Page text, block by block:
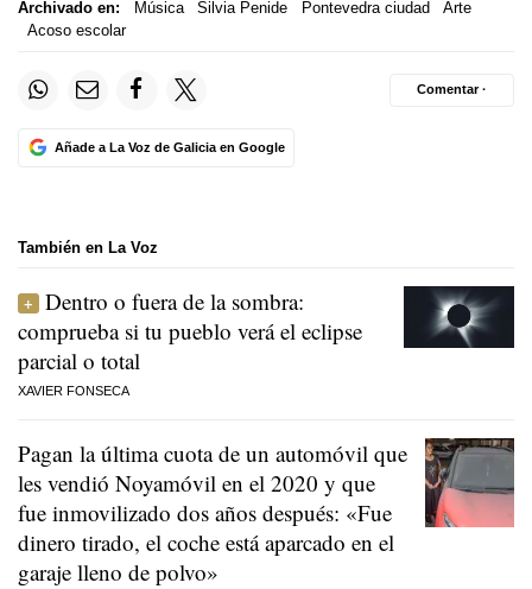
Archivado en: Música Silvia Penide Pontevedra ciudad
Arte
Acoso escolar
Añade a La Voz de Galicia en Google
Comentar ·
También en La Voz
Dentro o fuera de la sombra:
comprueba si tu pueblo verá el eclipse
parcial o total
XAVIER FONSECA
Pagan la última cuota de un automóvil que
les vendió Noyamóvil en el 2020 y que
fue inmovilizado dos años después: «Fue
dinero tirado, el coche está aparcado en el
garaje lleno de polvo»